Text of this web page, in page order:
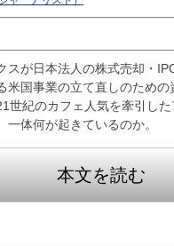
スが日本法人の株式売却・
米国事業の立て直しのための
世紀のカフェ人気を牽引し
一体何が起きているのか。
本文を読む